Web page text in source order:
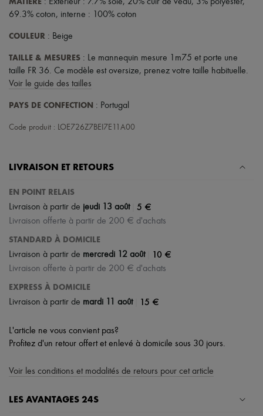
Gants
Tous les produits
Colliers
Bracelets
Bagues
Tous les produits
Bougies & Parfums d'intérieur
Soins corps
Format voyage
Ultimates
69.3% coton, interne : 100% coton
COULEUR : Beige
TAILLE & MESURES : Le mannequin mesure 1m75 et porte une
taille FR 36. Ce modèle est oversize, prenez votre taille habituelle.
Voir le guide des tailles
PAYS DE CONFECTION : Portugal
Code produit : LOE726Z7BEI7E11A00
LIVRAISON ET RETOURS
EN POINT RELAIS
Livraison à partir de jeudi 13 août 5 €
Livraison offerte à partir de 200 € d'achats
STANDARD À DOMICILE
Livraison à partir de mercredi 12 août 10 €
Livraison offerte à partir de 200 € d'achats
EXPRESS À DOMICILE
Livraison à partir de mardi 11 août 15 €
L'article ne vous convient pas?
Profitez d'un retour offert et enlevé à domicile sous 30 jours.
Voir les conditions et modalités de retours pour cet article
LES AVANTAGES 24S